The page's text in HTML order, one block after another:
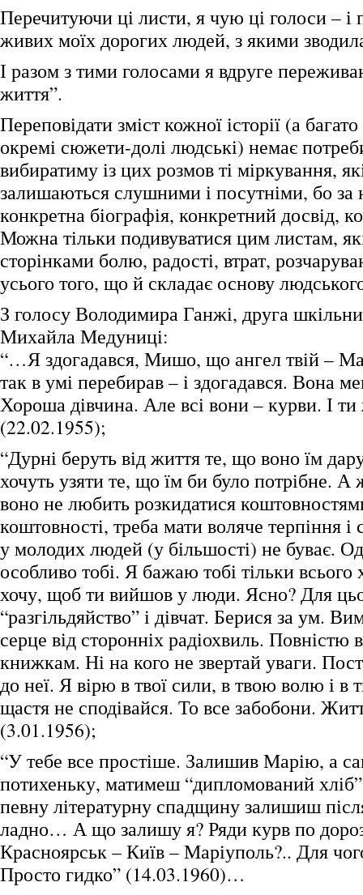
Перечитуючи ці листи, я чую ці голоси – і
живих моїх дорогих людей, з якими
І разом з тими голосами я вдруге
життя”.
Переповідати зміст кожної історії (а
окремі сюжети-долі людські) немає
вибиратиму із цих розмов ті міркування,
залишаються слушними і посутніми, бо
конкретна біографія, конкретний досвід,
Можна тільки подивуватися цим листам,
сторінками болю, радості, втрат,
усього того, що й складає основу
З голосу Володимира Ганжі, друга
Михайла Медуниці:
“…Я здогадався, Мишо, що ангел твій –
так в умі перебирав – і здогадався. Вона
Хороша дівчина. Але всі вони – курви. І
(22.02.1955);
“Дурні беруть від життя те, що воно їм
хочуть узяти те, що їм би було потрібне.
воно не любить розкидатися
коштовності, треба мати воляче терпіння
у молодих людей (у більшості) не буває.
особливо тобі. Я бажаю тобі тільки
хочу, щоб ти вийшов у люди. Ясно? Для
“разгільдяйство” і дівчат. Берися за ум.
серце від сторонніх радіохвиль. Повністю
книжкам. Ні на кого не звертай уваги.
до неї. Я вірю в твої сили, в твою волю і в
щастя не сподівайся. То все забобони.
(3.01.1956);
“У тебе все простіше. Залишив Марію, а
потихеньку, матимеш “дипломований хліб”
певну літературну спадщину залишиш
ладно… А що залишу я? Ряди курв по
Красноярськ – Київ – Маріуполь?.. Для
Просто гидко” (14.03.1960)…